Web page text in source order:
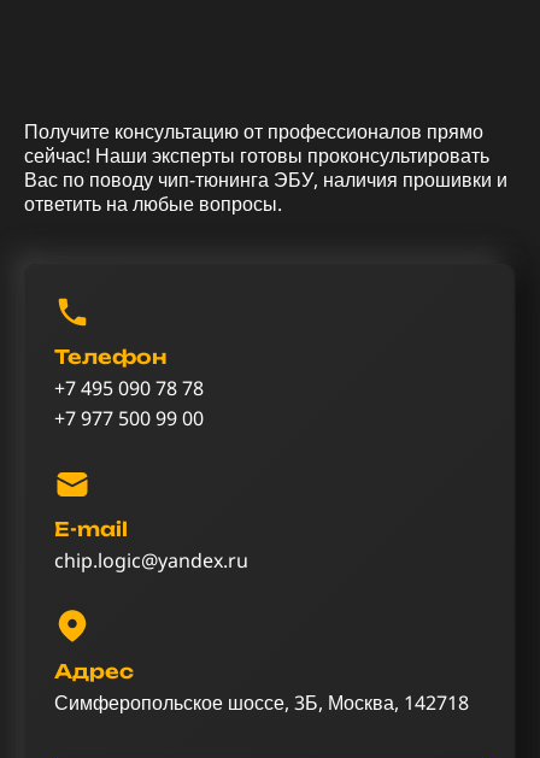
Получите консультацию от профессионалов прямо
сейчас! Наши эксперты готовы проконсультировать
Вас по поводу чип-тюнинга ЭБУ, наличия прошивки и
ответить на любые вопросы.
Телефон
+7 495 090 78 78
+7 977 500 99 00
E-mail
chip.logic@yandex.ru
Адрес
Симферопольское шоссе, 3Б, Москва, 142718